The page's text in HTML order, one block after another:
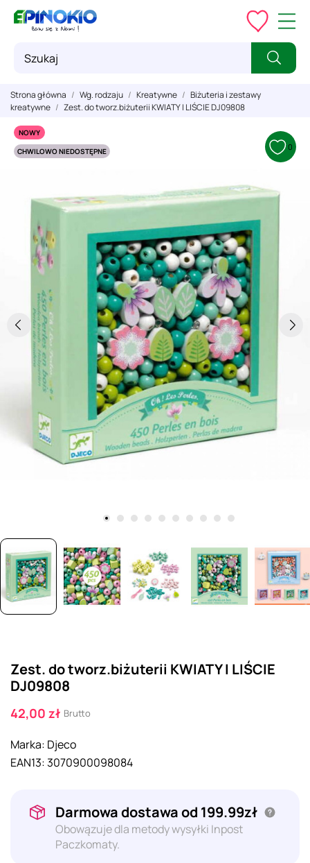
Strona główna Wg. rodzaju Kreatywne
Biżuteria i zestawy
kreatywne
Zest. do tworz.biżuterii KWIATY I LIŚCIE DJ09808
NOWY
CHWILOWO NIEDOSTĘPNE
0
Zest. do tworz.biżuterii KWIATY I LIŚCIE
DJ09808
42,00 zł Brutto
Marka: Djeco
EAN13:3070900098084
Darmowa dostawa od 199.99zł
Obowązuje dla metody wysyłki Inpost
Paczkomaty.